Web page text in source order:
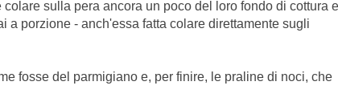
sulla pera ancora un poco del loro fondo di cottura e
porzione - anch'essa fatta colare direttamente sugli
fosse del parmigiano e, per finire, le praline di noci, che